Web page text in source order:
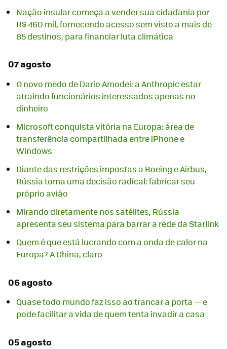
Nação insular começa a vender sua cidadania por
R$ 460 mil, fornecendo acesso sem visto a mais de
85 destinos, para financiar luta climática
07 agosto
O novo medo de Dario Amodei: a Anthropic estar
atraindo funcionários interessados apenas no
dinheiro
Microsoft conquista vitória na Europa: área de
transferência compartilhada entre iPhone e
Windows
Diante das restrições impostas a Boeing e Airbus,
Rússia toma uma decisão radical: fabricar seu
próprio avião
Mirando diretamente nos satélites, Rússia
apresenta seu sistema para barrar a rede da Starlink
Quem é que está lucrando com a onda de calor na
Europa? A China, claro
06 agosto
Quase todo mundo faz isso ao trancar a porta — e
pode facilitar a vida de quem tenta invadir a casa
05 agosto